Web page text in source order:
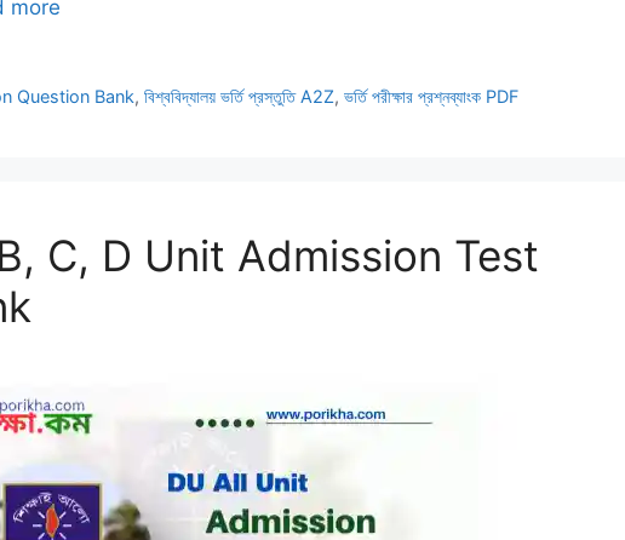
more
Question Bank,বিশ্ববিদ্যালয় ভর্তি প্রস্তুতি A2Z,ভর্তি পরীক্ষার প্রশ্নব্যাংক PDF
C, D Unit Admission Test